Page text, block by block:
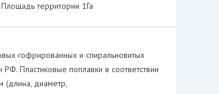
территории 1Га
гофрированных и спиральновитых
Пластиковые поплавки в соответствии
(длина, диаметр,